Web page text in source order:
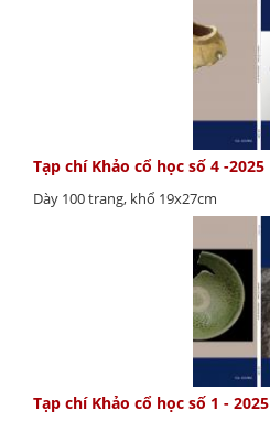
Tạp chí Khảo cổ học số 4 -2025
Dày 100 trang, khổ 19x27cm
Tạp chí Khảo cổ học số 1 - 2025